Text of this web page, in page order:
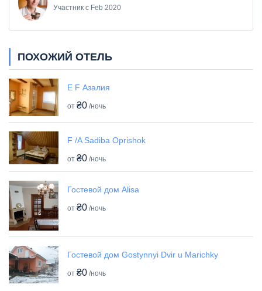
Участник с Feb 2020
ПОХОЖИЙ ОТЕЛЬ
E F Азалия
от ₴0 /ночь
F /A Sadiba Oprishok
от ₴0 /ночь
Гостевой дом Alisa
от ₴0 /ночь
Гостевой дом Gostynnyi Dvir u Marichky
от ₴0 /ночь